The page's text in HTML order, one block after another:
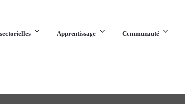
Apprentissage Communauté